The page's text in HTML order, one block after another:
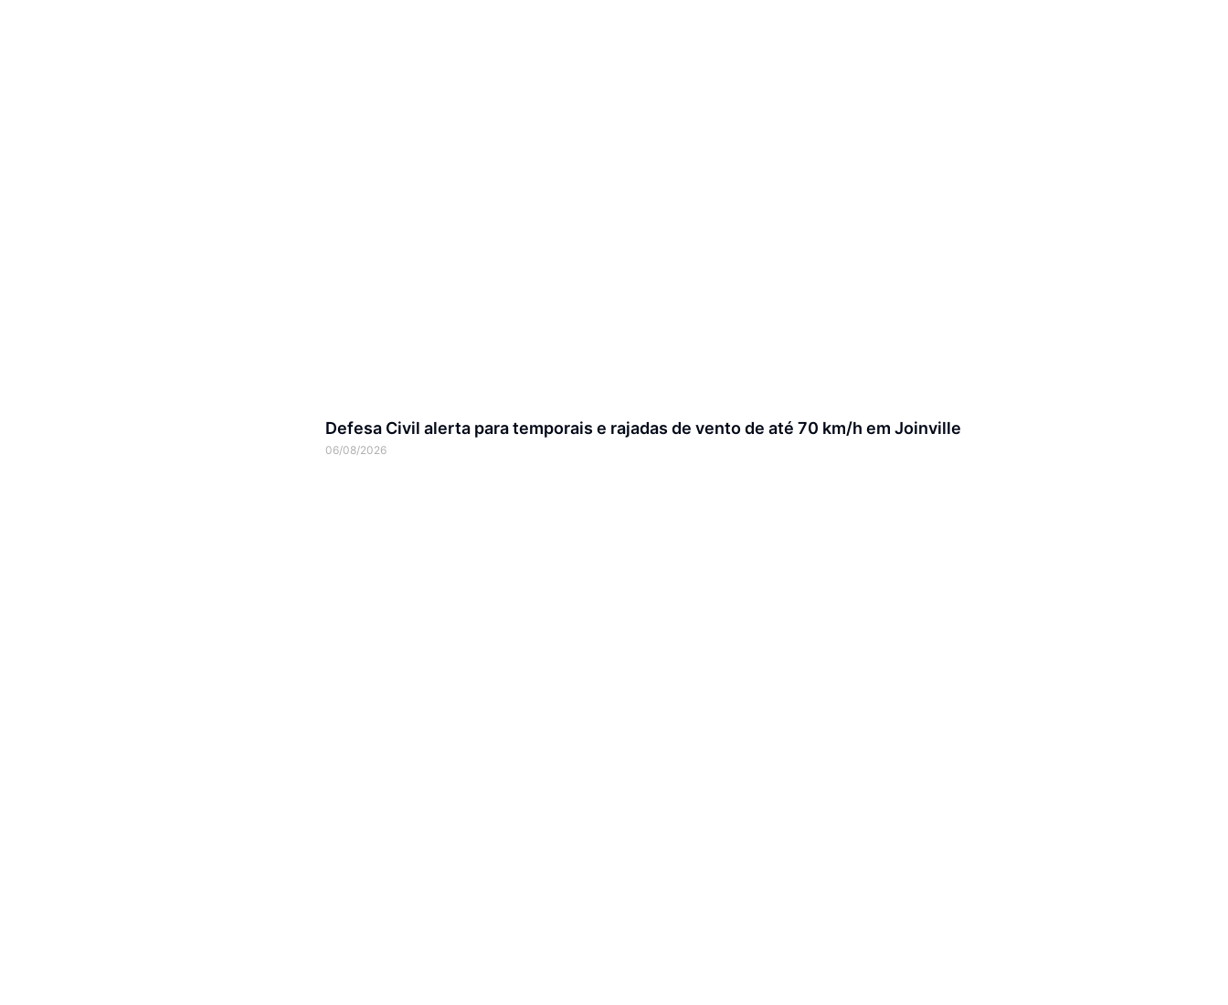
Defesa Civil alerta para temporais e rajadas de vento de até 70 km/h em Joinville
06/08/2026